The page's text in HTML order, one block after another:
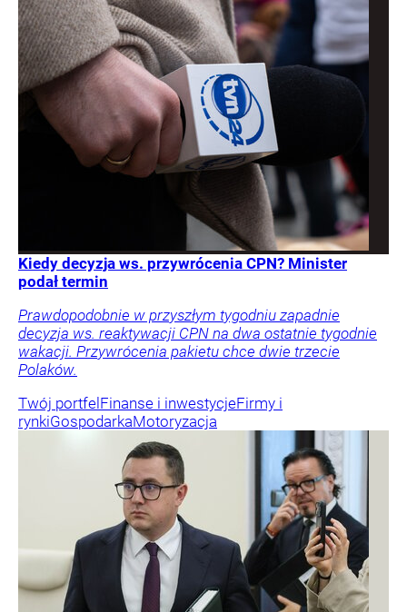
Kiedy decyzja ws. przywrócenia CPN? Minister
podał termin
Prawdopodobnie w przyszłym tygodniu zapadnie
decyzja ws. reaktywacji CPN na dwa ostatnie tygodnie
wakacji. Przywrócenia pakietu chce dwie trzecie
Polaków.
Twój portfelFinanse i inwestycjeFirmy i
rynkiGospodarkaMotoryzacja